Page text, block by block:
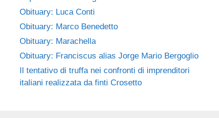
Obituary: Luca Conti
Obituary: Marco Benedetto
Obituary: Marachella
Obituary: Franciscus alias Jorge Mario Bergoglio
Il tentativo di truffa nei confronti di imprenditori
italiani realizzata da finti Crosetto